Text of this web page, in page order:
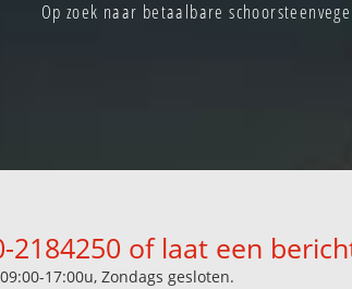
Op zoek naar betaalbare
2184250 of laat een
17:00u, Zondags gesloten.